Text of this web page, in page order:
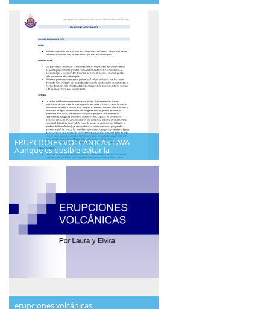
ERUPCIONES VOLCÁNICAS LAVA
Aunque es posible evitar la
erupciones volcánicas